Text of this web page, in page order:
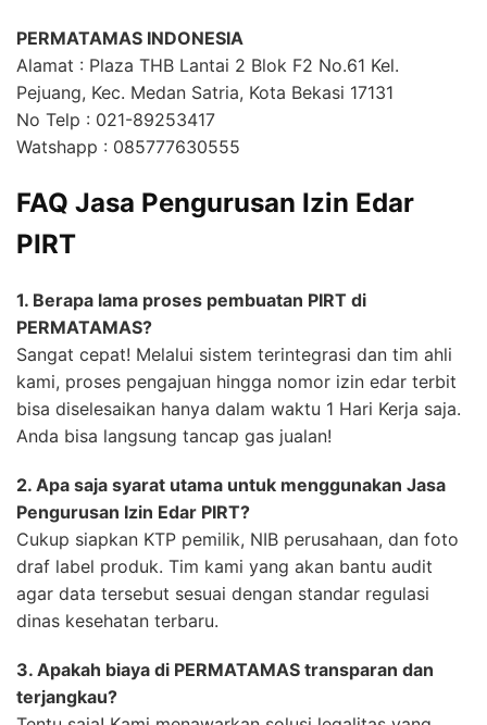
PERMATAMAS INDONESIA
Alamat : Plaza THB Lantai 2 Blok F2 No.61 Kel.
Pejuang, Kec. Medan Satria, Kota Bekasi 17131
No Telp : 021-89253417
Watshapp : 085777630555
FAQ Jasa Pengurusan Izin Edar
PIRT
1. Berapa lama proses pembuatan PIRT di
PERMATAMAS?
Sangat cepat! Melalui sistem terintegrasi dan tim ahli
kami, proses pengajuan hingga nomor izin edar terbit
bisa diselesaikan hanya dalam waktu 1 Hari Kerja saja.
Anda bisa langsung tancap gas jualan!
2. Apa saja syarat utama untuk menggunakan Jasa
Pengurusan Izin Edar PIRT?
Cukup siapkan KTP pemilik, NIB perusahaan, dan foto
draf label produk. Tim kami yang akan bantu audit
agar data tersebut sesuai dengan standar regulasi
dinas kesehatan terbaru.
3. Apakah biaya di PERMATAMAS transparan dan
terjangkau?